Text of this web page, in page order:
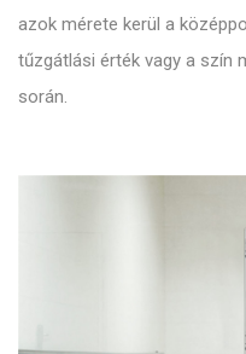
azok mérete kerül a
tűzgátlási érték vagy a szín
során.